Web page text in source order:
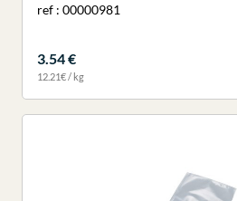
ref : 00000981
3.54 €
12.21€ / kg